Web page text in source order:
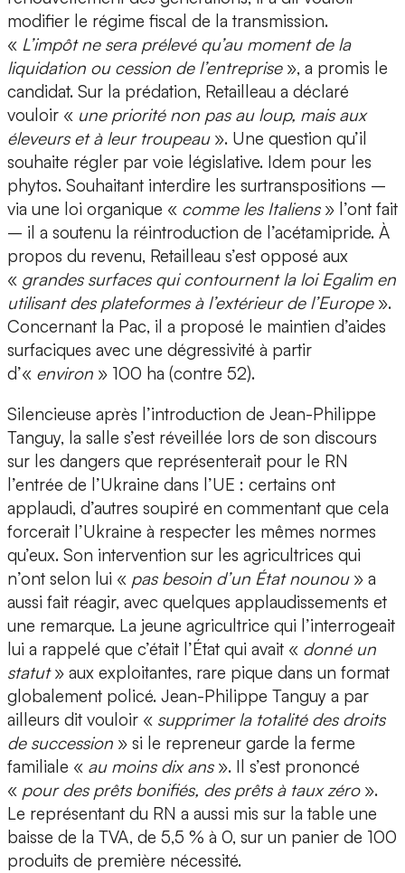
modifier le régime fiscal de la transmission.
« L’impôt ne sera prélevé qu’au moment de la
liquidation ou cession de l’entreprise», a promis le
candidat. Sur la prédation, Retailleau a déclaré
vouloir « une priorité non pas au loup, mais aux
éleveurs et à leur troupeau». Une question qu’il
souhaite régler par voie législative. Idem pour les
phytos. Souhaitant interdire les surtranspositions –
via une loi organique « comme les Italiens » l’ont fait
– il a soutenu la réintroduction de l’acétamipride. À
propos du revenu, Retailleau s’est opposé aux
« grandes surfaces qui contournent la loi Egalim en
utilisant des plateformes à l’extérieur de l’Europe ».
Concernant la Pac, il a proposé le maintien d’aides
surfaciques avec une dégressivité à partir
d’« environ » 100 ha (contre 52).
Silencieuse après l’introduction de Jean-Philippe
Tanguy, la salle s’est réveillée lors de son discours
sur les dangers que représenterait pour le RN
l’entrée de l’Ukraine dans l’UE : certains ont
applaudi, d’autres soupiré en commentant que cela
forcerait l’Ukraine à respecter les mêmes normes
qu’eux. Son intervention sur les agricultrices qui
n’ont selon lui « pas besoin d’un État nounou » a
aussi fait réagir, avec quelques applaudissements et
une remarque. La jeune agricultrice qui l’interrogeait
lui a rappelé que c’était l’État qui avait « donné un
statut» aux exploitantes, rare pique dans un format
globalement policé. Jean-Philippe Tanguy a par
ailleurs dit vouloir « supprimer la totalité des droits
de succession » si le repreneur garde la ferme
familiale « au moins dix ans». Il s’est prononcé
« pour des prêts bonifiés, des prêts à taux zéro ».
Le représentant du RN a aussi mis sur la table une
baisse de la TVA, de 5,5 % à 0, sur un panier de 100
produits de première nécessité.